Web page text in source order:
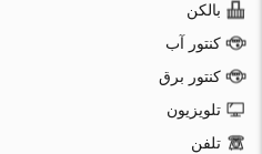
بالکن
کنتور آب
کنتور برق
تلویزیون
تلفن